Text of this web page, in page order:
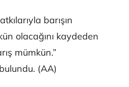
barışın
olacağını kaydeden
mümkün.”
(AA)